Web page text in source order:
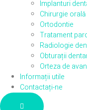
Implanturi
Chirurgie orală
Ortodontie
Tratament
Radiologie
Obturații
Orteza de
Informații utile
Contactați-ne
Hamburger Toggle